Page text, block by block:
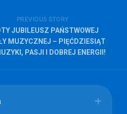
PREVIOUS STORY
JUBILEUSZ PAŃSTWOWEJ
MUZYCZNEJ – PIĘĆDZIESIĄT
PASJI I DOBREJ ENERGII!